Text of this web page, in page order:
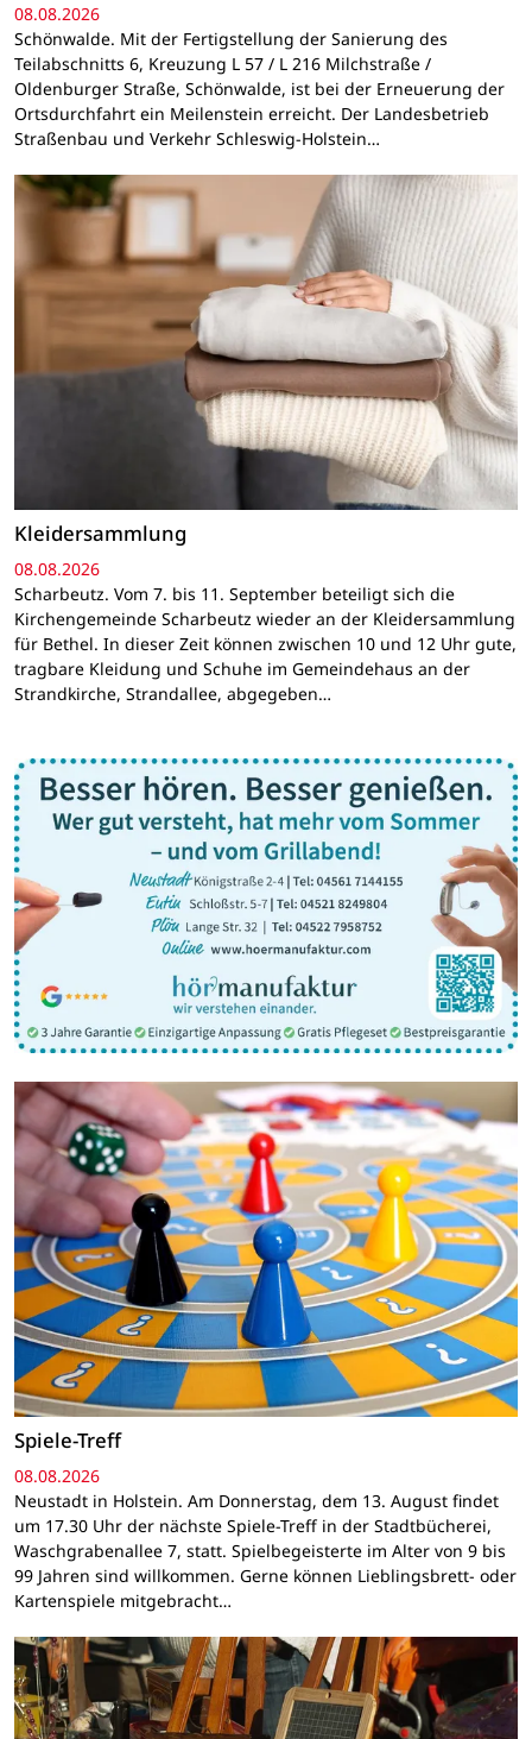
08.08.2026
Schönwalde. Mit der Fertigstellung der Sanierung des
Teilabschnitts 6, Kreuzung L 57 / L 216 Milchstraße /
Oldenburger Straße, Schönwalde, ist bei der Erneuerung der
Ortsdurchfahrt ein Meilenstein erreicht. Der Landesbetrieb
Straßenbau und Verkehr Schleswig-Holstein…
Kleidersammlung
08.08.2026
Scharbeutz. Vom 7. bis 11. September beteiligt sich die
Kirchengemeinde Scharbeutz wieder an der Kleidersammlung
für Bethel. In dieser Zeit können zwischen 10 und 12 Uhr gute,
tragbare Kleidung und Schuhe im Gemeindehaus an der
Strandkirche, Strandallee, abgegeben…
Spiele-Treff
08.08.2026
Neustadt in Holstein. Am Donnerstag, dem 13. August findet
um 17.30 Uhr der nächste Spiele-Treff in der Stadtbücherei,
Waschgrabenallee 7, statt. Spielbegeisterte im Alter von 9 bis
99 Jahren sind willkommen. Gerne können Lieblingsbrett- oder
Kartenspiele mitgebracht…